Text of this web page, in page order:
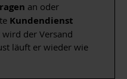
an oder
Kundendienst
der Versand
läuft er wieder wie